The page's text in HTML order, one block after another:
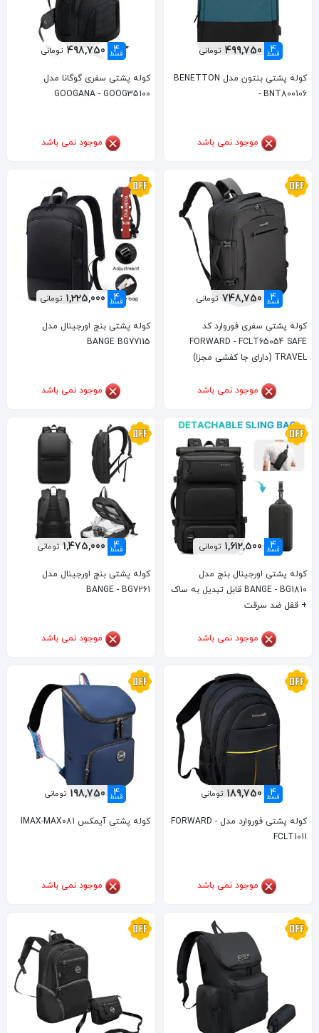
4
قسط 499,750 تومانی
کوله پشتی بنتون مدل BENETTON
- BNT800106
موجود نمی باشد
4
قسط 498,750 تومانی
کوله پشتی سفری گوگانا مدل
GOOGANA - GOOG35100
موجود نمی باشد
4
قسط 748,750 تومانی
کوله پشتی سفری فوروارد کد
FORWARD - FCLT65054 SAFE
TRAVEL (دارای جا کفشی مجزا)
موجود نمی باشد
4
قسط 1,225,000 تومانی
کوله پشتی بنج اورجینال مدل
BANGE BG77115
موجود نمی باشد
4
قسط 1,612,500 تومانی
کوله پشتی اورجینال بنج مدل
BANGE - BG1810 قابل تبدیل به ساک
+ قفل ضد سرقت
موجود نمی باشد
4
قسط 1,475,000 تومانی
کوله پشتی بنج اورجینال مدل
BANGE - BG7261
موجود نمی باشد
4
قسط 189,750 تومانی
کوله پشتی فوروارد مدل FORWARD -
FCLT1011
موجود نمی باشد
4
قسط 198,750 تومانی
کوله پشتی آیمکس IMAX-MAX081
موجود نمی باشد